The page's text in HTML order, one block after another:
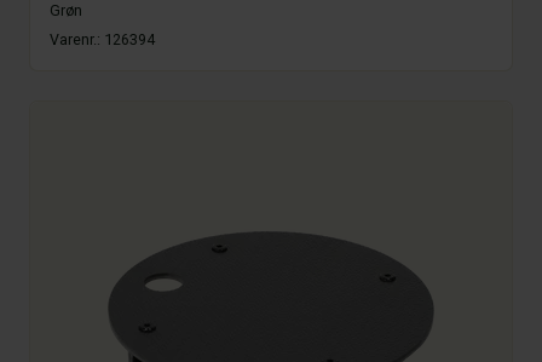
Grøn
Varenr.: 126394